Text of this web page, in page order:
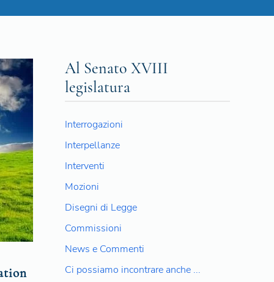
Al Senato XVIII
legislatura
Interrogazioni
Interpellanze
Interventi
Mozioni
Disegni di Legge
Commissioni
News e Commenti
Ci possiamo incontrare anche ...